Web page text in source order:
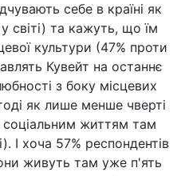
себе в країні як
світі) та кажуть, що їм
культури (47% проти
Кувейт на останнє
з боку місцевих
як лише менше чверті
соціальним життям там
І хоча 57% респондентів
живуть там уже п'ять